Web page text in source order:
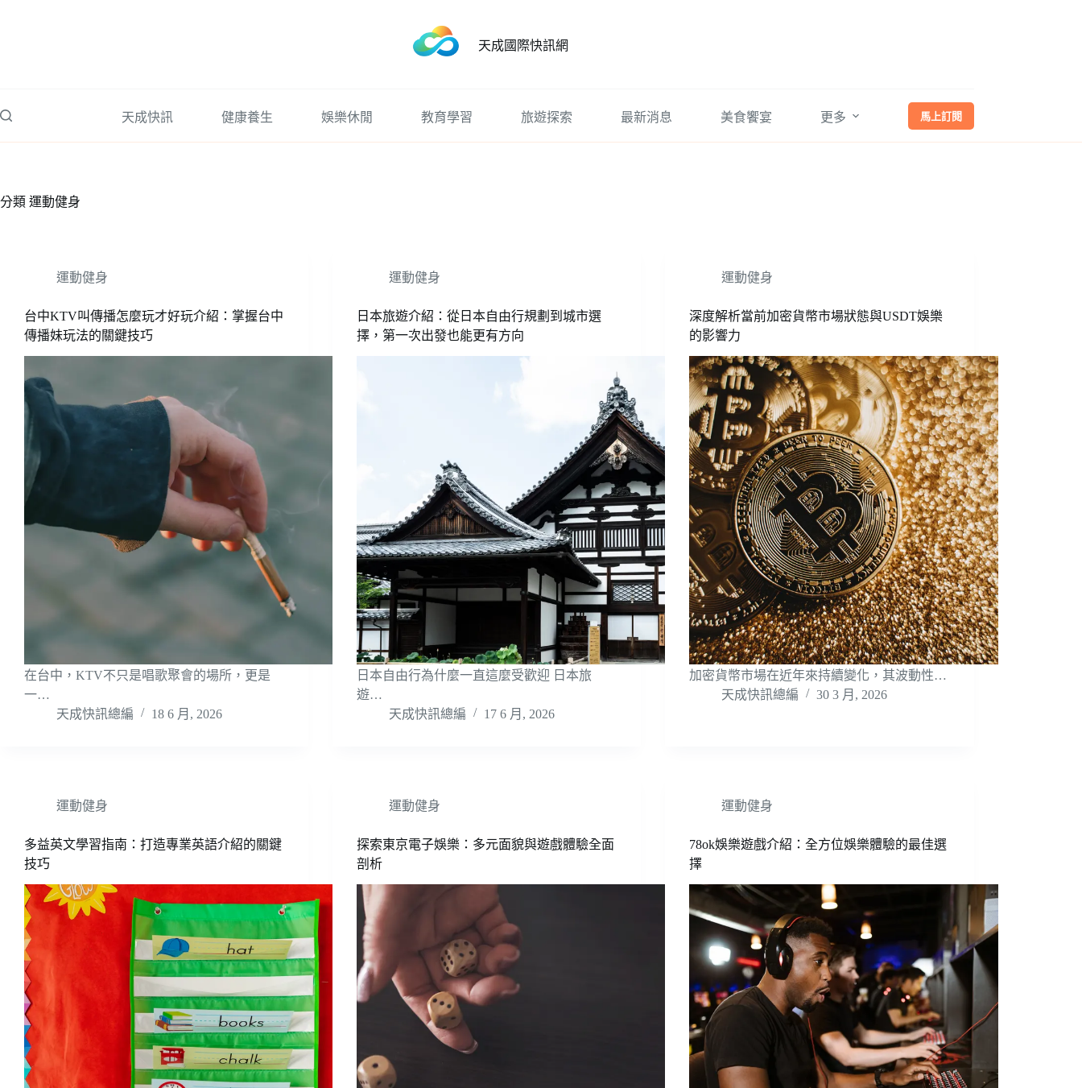
容
天成國際快訊網
天成快訊 健康養生 娛樂休閒 教育學習 旅遊探索 最新消息 美食饗宴 更多 馬上訂閱
分類 運動健身
運動健身
台中KTV叫傳播怎麼玩才好玩介紹：掌握台中
傳播妹玩法的關鍵技巧
在台中，KTV不只是唱歌聚會的場所，更是
一…
天成快訊總編
18 6 月, 2026
運動健身
日本旅遊介紹：從日本自由行規劃到城市選
擇，第一次出發也能更有方向
日本自由行為什麼一直這麼受歡迎 日本旅
遊…
天成快訊總編
17 6 月, 2026
運動健身
深度解析當前加密貨幣市場狀態與USDT娛樂
的影響力
加密貨幣市場在近年來持續變化，其波動性…
天成快訊總編
30 3 月, 2026
運動健身
多益英文學習指南：打造專業英語介紹的關鍵
技巧
運動健身
探索東京電子娛樂：多元面貌與遊戲體驗全面
剖析
運動健身
78ok娛樂遊戲介紹：全方位娛樂體驗的最佳選
擇